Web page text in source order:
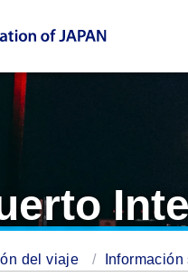
del viaje